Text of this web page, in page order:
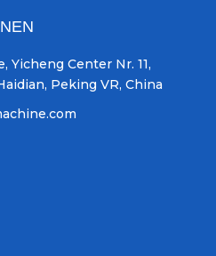
Yicheng Center Nr. 11,
Peking VR, China